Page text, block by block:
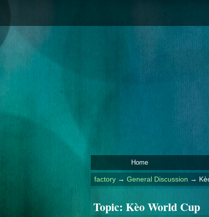
Home
factory→ General Discussion →
Topic: Kèo World Cup